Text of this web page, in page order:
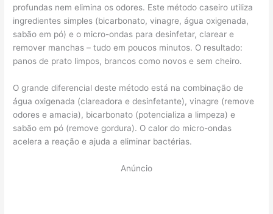
profundas nem elimina os odores. Este método caseiro utiliza
ingredientes simples (bicarbonato, vinagre, água oxigenada,
sabão em pó) e o micro-ondas para desinfetar, clarear e
remover manchas – tudo em poucos minutos. O resultado:
panos de prato limpos, brancos como novos e sem cheiro.
O grande diferencial deste método está na combinação de
água oxigenada (clareadora e desinfetante), vinagre (remove
odores e amacia), bicarbonato (potencializa a limpeza) e
sabão em pó (remove gordura). O calor do micro-ondas
acelera a reação e ajuda a eliminar bactérias.
Anúncio